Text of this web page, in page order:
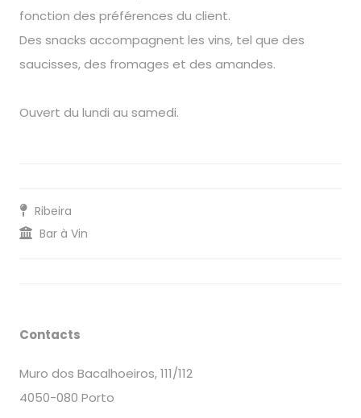
fonction des préférences du client.
Des snacks accompagnent les vins, tel que des
saucisses, des fromages et des amandes.
Ouvert du lundi au samedi.
Ribeira
Bar à Vin
Contacts
Muro dos Bacalhoeiros, 111/112
4050-080 Porto